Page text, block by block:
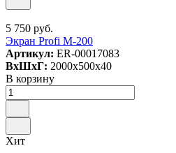
5 750 руб.
Экран Profi M-200
Артикул: ER-00017083
ВxШxГ: 2000x500x40
В корзину
Хит